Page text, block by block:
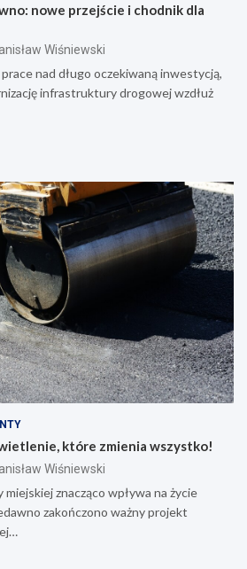
nowe przejście i chodnik dla
Wiśniewski
nad długo oczekiwaną inwestycją,
infrastruktury drogowej wzdłuż
które zmienia wszystko!
Wiśniewski
znacząco wpływa na życie
zakończono ważny projekt